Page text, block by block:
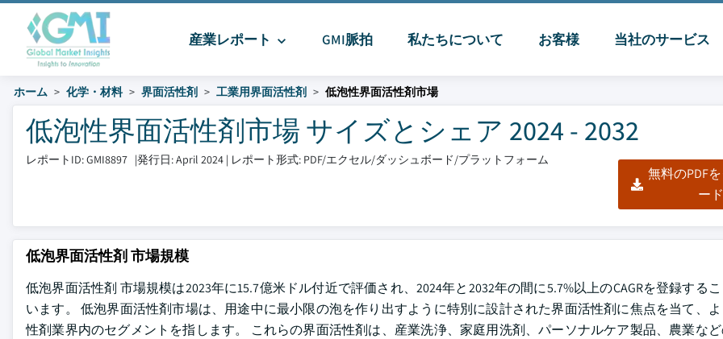
産業レポート GMI脈拍 私たちについて お客様 当社のサービス
ホーム 化学・材料 界面活性剤 工業用界面活性剤 低泡性界面活性剤市場
低泡性界面活性剤市場 サイズとシェア 2024 - 2032
レポートID: GMI8897 |発行日: April 2024 | レポート形式: PDF/エクセル/ダッシュボード/プラットフォーム
無料のPDF
ード
低泡界面活性剤 市場規模
低泡界面活性剤 市場規模は2023年に15.7億米ドル付近で評価され、2024年と2032年の間に5.7%以上のCAGRを登録する
います。 低泡界面活性剤市場は、用途中に最小限の泡を作り出すように特別に設計された界面活性剤に焦点を当て、
性剤業界内のセグメントを指します。 これらの界面活性剤は、産業洗浄、家庭用洗剤、パーソナルケア製品、農業な